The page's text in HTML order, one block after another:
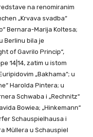
na renomiranim
„Krvava svadba“
Bernara-Marija Koltesa;
Berlinu bila je
of Gavrilo Princip“,
14|14, zatim u istom
„Bakhama“; u
Harolda Pintera; u
Schwaba i „Rechnitz“
Bowiea; „Hinkemann“
Schauspielhausa i
Müllera u Schauspiel